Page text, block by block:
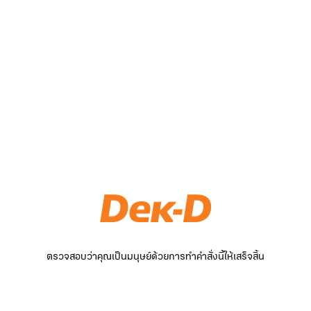
ตรวจสอบว่าคุณเป็นมนุษย์ด้วยการทำคำสั่งนี้ให้เสร็จสิ้น